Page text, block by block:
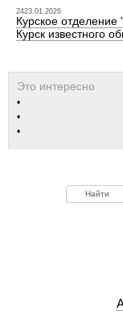
2423.01.2026
Курское отделение
Курск известного
Найти